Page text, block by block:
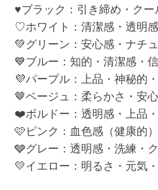
♥ブラック：引き締め・クー
♡ホワイト：清潔感・透明
💚グリーン：安心感・ナチ
💙ブルー：知的・清潔感・
💜パープル：上品・神秘的
🤎ベージュ：柔らかさ・安
❤️ボルドー：透明感・上品
🩷ピンク：血色感（健康的
🩶グレー：透明感・洗練・
💛イエロー：明るさ・元気